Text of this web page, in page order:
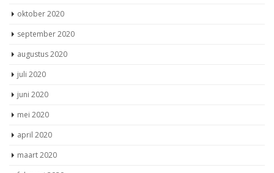
oktober 2020
september 2020
augustus 2020
juli 2020
juni 2020
mei 2020
april 2020
maart 2020